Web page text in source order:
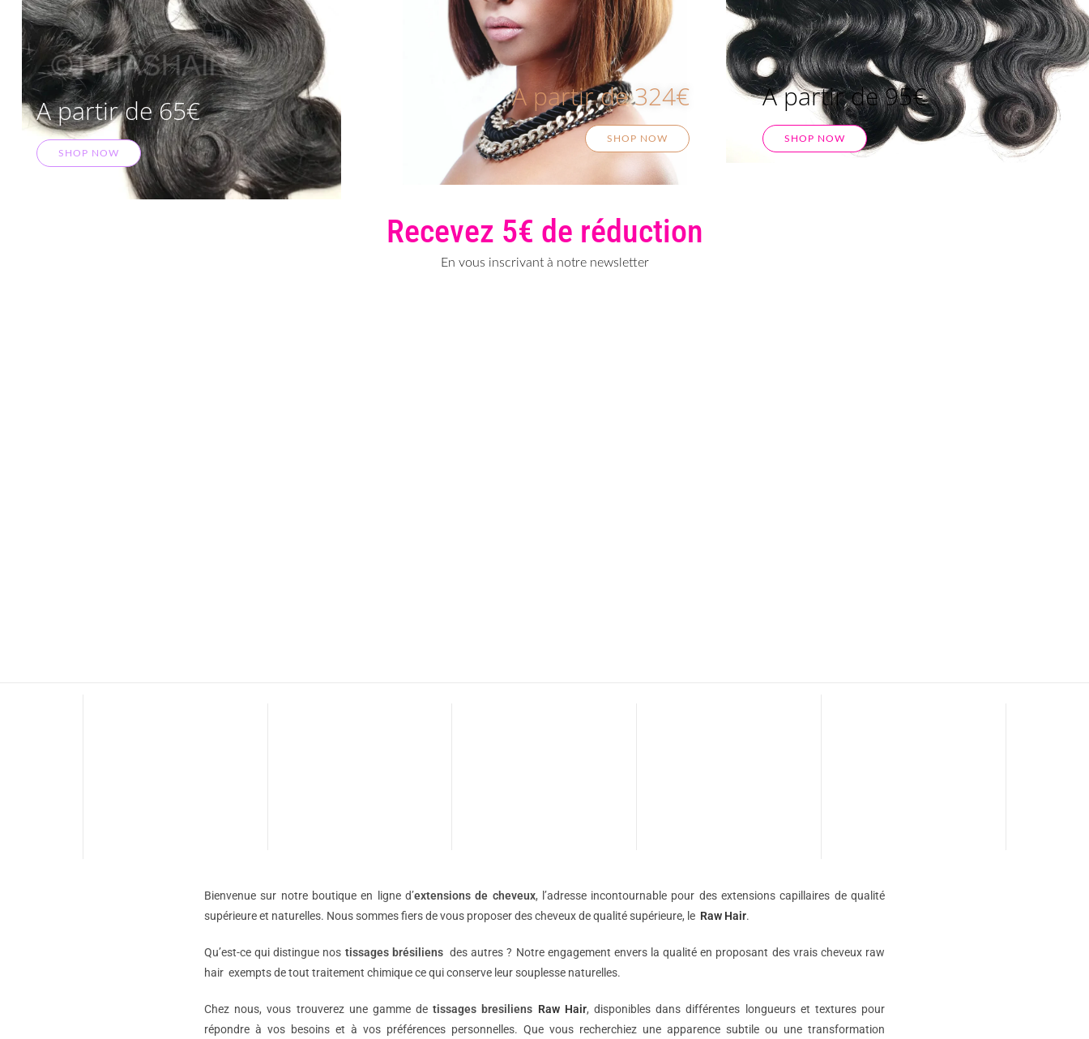
A partir de 65€
SHOP NOW
A partir de 324€
SHOP NOW
A partir de 95€
SHOP NOW
Recevez 5€ de réduction
En vous inscrivant à notre newsletter
Bienvenue sur notre boutique en ligne d’extensions de cheveux, l’adresse incontournable pour des extensions capillaires de qualité
supérieure et naturelles. Nous sommes fiers de vous proposer des cheveux de qualité supérieure, le Raw Hair.
Qu’est-ce qui distingue nos tissages brésiliensdes autres ? Notre engagement envers la qualité en proposant des vrais cheveux raw
hair exempts de tout traitement chimique ce qui conserve leur souplesse naturelles.
Chez nous, vous trouverez une gamme detissages bresiliens Raw Hair, disponibles dans différentes longueurs et textures pour
répondre à vos besoins et à vos préférences personnelles. Que vous recherchiez une apparence subtile ou une transformation